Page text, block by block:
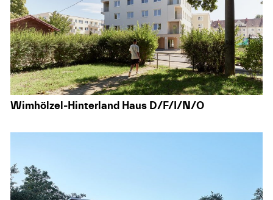
Wimhölzel-Hinterland Haus D/F/I/N/O